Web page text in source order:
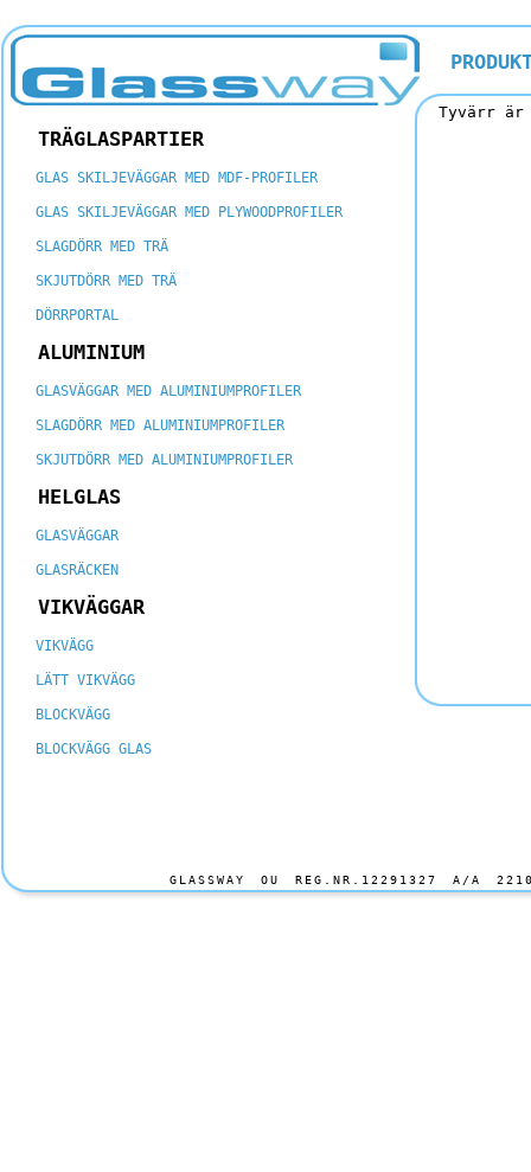
TRÄGLASPARTIER
GLAS SKILJEVÄGGAR MED MDF-PROFILER
GLAS SKILJEVÄGGAR MED PLYWOODPROFILER
SLAGDÖRR MED TRÄ
SKJUTDÖRR MED TRÄ
DÖRRPORTAL
ALUMINIUM
GLASVÄGGAR MED ALUMINIUMPROFILER
SLAGDÖRR MED ALUMINIUMPROFILER
SKJUTDÖRR MED ALUMINIUMPROFILER
HELGLAS
GLASVÄGGAR
GLASRÄCKEN
VIKVÄGGAR
VIKVÄGG
LÄTT VIKVÄGG
BLOCKVÄGG
BLOCKVÄGG GLAS
Tyvärr
GLASSWAY OU REG.NR.12291327 A/A